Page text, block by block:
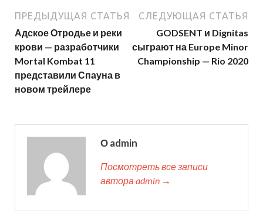
ПРЕДЫДУЩАЯ СТАТЬЯ
Адское Отродье и реки
крови — разработчики
Mortal Kombat 11
представили Спауна в
новом трейлере
СЛЕДУЮЩАЯ СТАТЬЯ
GODSENT и Dignitas
сыграют на Europe Minor
Championship — Rio 2020
О admin
Посмотреть все записи
автора admin →